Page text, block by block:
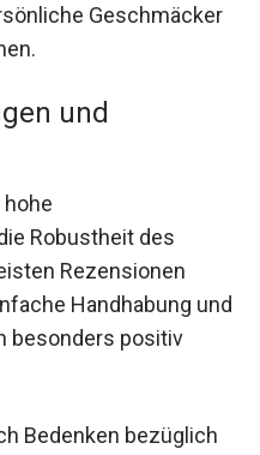
Geschmäcker
und
Robustheit des
Rezensionen
Handhabung und
besonders positiv
Bedenken bezüglich